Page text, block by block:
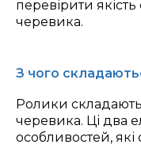
перевірити
черевика.
З чого
Ролики
черевика. Ці два
особливостей, які